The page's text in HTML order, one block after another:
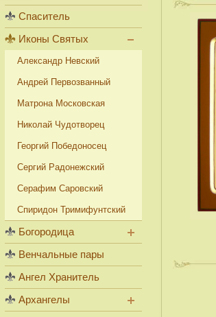
Спаситель
Иконы Святых
Александр Невский
Андрей Первозванный
Матрона Московская
Николай Чудотворец
Георгий Победоносец
Сергий Радонежский
Серафим Саровский
Спиридон Тримифунтский
Богородица
Венчальные пары
Ангел Хранитель
Архангелы